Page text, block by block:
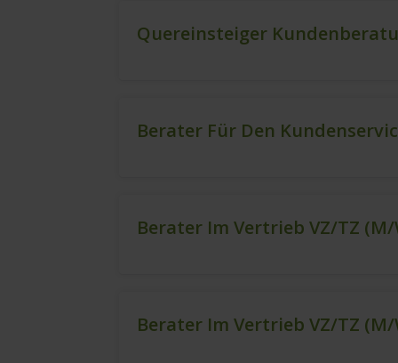
Quereinsteiger
Berater Für Den
Berater Im Vertrieb VZ/TZ
Berater Im Vertrieb VZ/TZ